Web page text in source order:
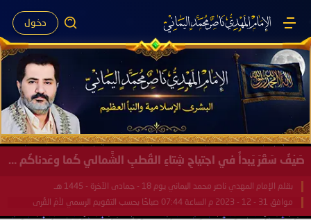
دخول
صَيْفُ سَقَرَ يَبدأُ في اجتياحِ شِتاءِ القُطبِ الشَّمالي كَما وعَدناكُم بالحقِّ لعَامِكم هذا (1445 هـ) ..
بقلم الإمام المهدي ناصر محمد اليماني يوم 18 - جمادى الآخرة - 1445 هـ
موافق 31 - 12 - 2023 م الساعة 07:44 صباحًا بحسب التقويم الرسمي لأمّ القُرى